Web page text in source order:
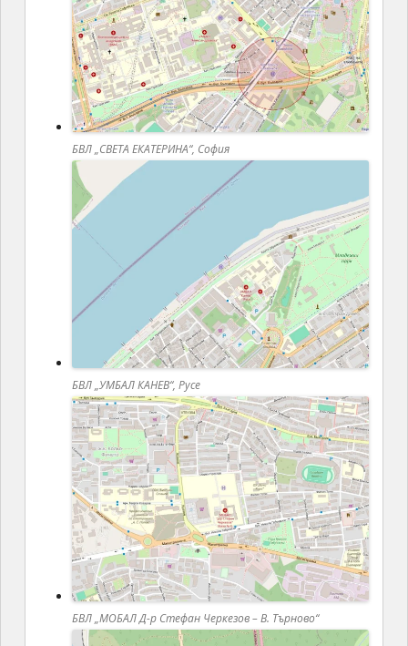
БВЛ „СВЕТА ЕКАТЕРИНА“, София
БВЛ „УМБАЛ КАНЕВ“, Русе
БВЛ „МОБАЛ Д-р Стефан Черкезов – В. Търново“